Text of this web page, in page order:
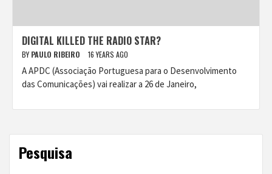
DIGITAL KILLED THE RADIO STAR?
BY PAULO RIBEIRO 16 YEARS AGO
A APDC (Associação Portuguesa para o Desenvolvimento
das Comunicações) vai realizar a 26 de Janeiro,
Pesquisa